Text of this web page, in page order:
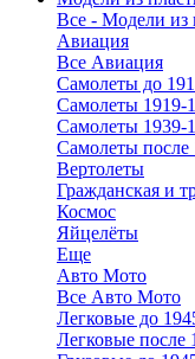
Все - Модели из
Авиация
Все Авиация
Самолеты до
Самолеты 1919-
Самолеты 1939-
Самолеты после
Вертолеты
Гражданская и
Космос
Яйцелёты
Еще
Авто Мото
Все Авто Мото
Легковые до
Легковые после